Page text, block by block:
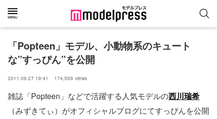
「Popteen」モデル、小動物系のキュート
な”すっぴん”を公開
2011.09.27 19:41 174,509 views
雑誌「Popteen」などで活躍する人気モデルの西川瑞希
（みずきてぃ）がオフィシャルブログにてすっぴんを公開